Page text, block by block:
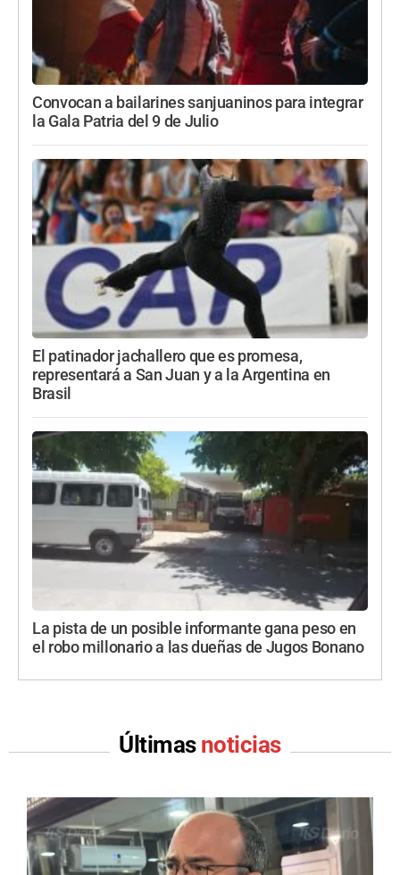
Convocan a bailarines sanjuaninos para integrar
la Gala Patria del 9 de Julio
El patinador jachallero que es promesa,
representará a San Juan y a la Argentina en
Brasil
La pista de un posible informante gana peso en
el robo millonario a las dueñas de Jugos Bonano
Últimas noticias